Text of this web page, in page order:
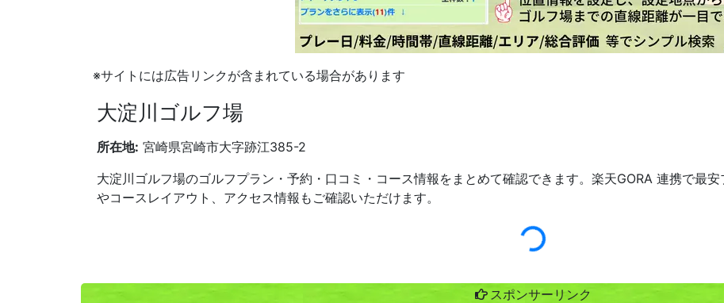
※サイトには広告リンクが含まれている場合があります
大淀川ゴルフ場
所在地: 宮崎県宮崎市大字跡江385-2
大淀川ゴルフ場のゴルフプラン・予約・口コミ・コース情報をまとめて確認できます。楽天GORA 連携で最
やコースレイアウト、アクセス情報もご確認いただけます。
スポンサーリンク